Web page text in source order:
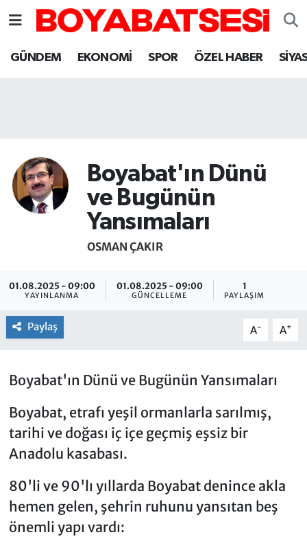
GÜNDEM EKONOMİ SPOR ÖZEL HABER
Boyabat'ın Dünü
ve Bugünün
Yansımaları
OSMAN ÇAKIR
01.08.2025 - 09:00
YAYINLANMA
01.08.2025 - 09:00
GÜNCELLEME
1
PAYLAŞIM
Paylaş A- A+
Boyabat'ın Dünü ve Bugünün Yansımaları
Boyabat, etrafı yeşil ormanlarla sarılmış,
tarihi ve doğası iç içe geçmiş eşsiz bir
Anadolu kasabası.
80'li ve 90'lı yıllarda Boyabat denince akla
hemen gelen, şehrin ruhunu yansıtan beş
önemli yapı vardı:
Sinop Nöbetçi Eczaneler
Sinop Trafik Yoğunluk Haritası
Süper Lig Puan Durumu ve Fikstür
Tüm Manşetler
Haber Arşivi